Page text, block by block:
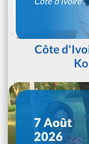
Côte
7 Août
2026